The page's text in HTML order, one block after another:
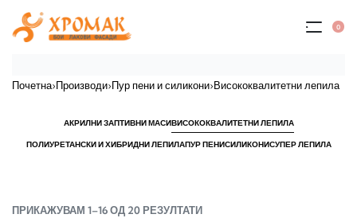
0
Почетна›Производи›Пур пени и силикони›Висококвалитетни лепила
АКРИЛНИ ЗАПТИВНИ МАСИВИСОКОКВАЛИТЕТНИ ЛЕПИЛА
ПОЛИУРЕТАНСКИ И ХИБРИДНИ ЛЕПИЛАПУР ПЕНИСИЛИКОНИСУПЕР ЛЕПИЛА
ПРИКАЖУВАМ 1–16 ОД 20 РЕЗУЛТАТИ